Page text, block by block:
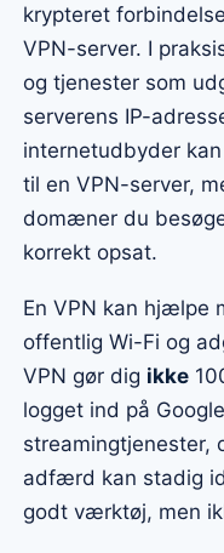
krypteret
VPN-server. I
og tjenester som
serverens IP-
internetudbyder
til en VPN-server,
domæner du
korrekt opsat.
En VPN kan hjælpe
offentlig Wi-Fi og
VPN gør dig ikke
logget ind på
streamingtjenester,
adfærd kan stadig
godt værktøj, men